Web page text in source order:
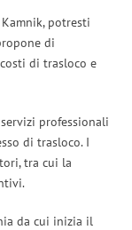
potresti
di
di trasloco e
servizi professionali
di trasloco. I
tra cui la
da cui inizia il